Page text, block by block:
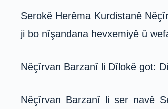
Serokê Herêma Kurdistanê
ji bo nîşandana hevxemiyê û
Nêçîrvan Barzanî li Dîlokê got:
Nêçîrvan Barzanî li ser navê